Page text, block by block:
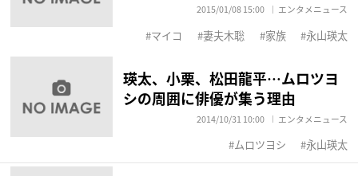
2015/01/08 15:00 エンタメニュース
マイコ 妻夫木聡 家族 永山瑛太
瑛太、小栗、松田龍平…ムロツヨ
シの周囲に俳優が集う理由
2014/10/31 10:00 エンタメニュース
ムロツヨシ 永山瑛太